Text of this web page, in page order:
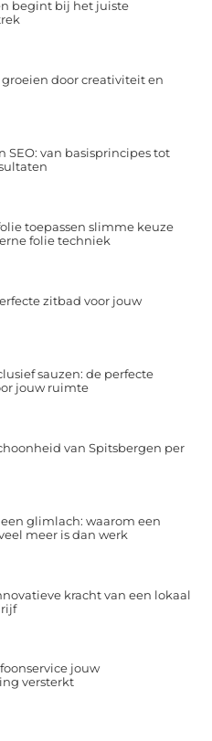
begint bij het juiste
door creativiteit en
SEO: van basisprincipes tot
toepassen slimme keuze
folie techniek
zitbad voor jouw
sauzen: de perfecte
jouw ruimte
van Spitsbergen per
glimlach: waarom een
meer is dan werk
kracht van een lokaal
jouw
versterkt